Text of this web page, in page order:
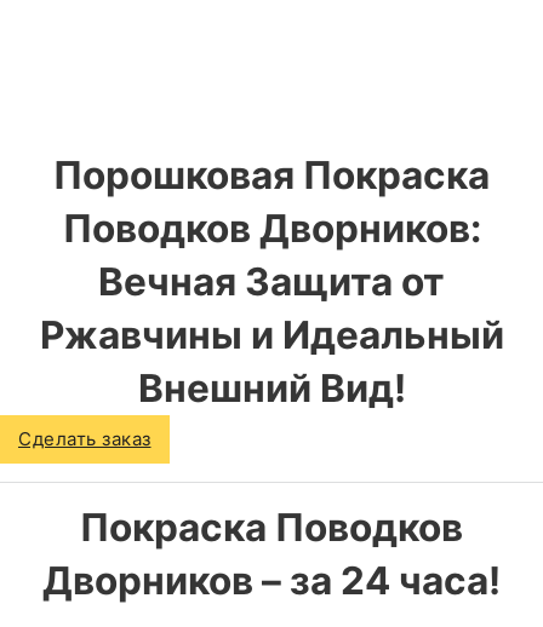
Порошковая Покраска
Поводков Дворников:
Вечная Защита от
Ржавчины и Идеальный
Внешний Вид!
Сделать заказ
Покраска Поводков
Дворников – за 24 часа!